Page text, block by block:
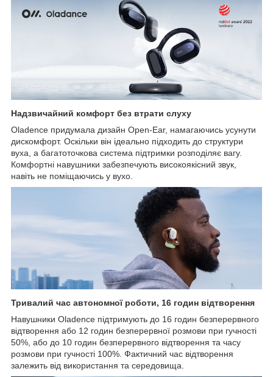
Надзвичайний комфорт без втрати слуху
Oladence придумала дизайн Open-Ear, намагаючись усунути
дискомфорт. Оскільки він ідеально підходить до структури
вуха, а багатоточкова система підтримки розподіляє вагу.
Комфортні навушники забезпечують високоякісний звук,
навіть не поміщаючись у вухо.
Тривалий час автономної роботи, 16 годин відтворення
Навушники Oladence підтримують до 16 годин безперервного
відтворення або 12 годин безперервної розмови при гучності
50%, або до 10 годин безперервного відтворення та часу
розмови при гучності 100%. Фактичний час відтворення
залежить від використання та середовища.